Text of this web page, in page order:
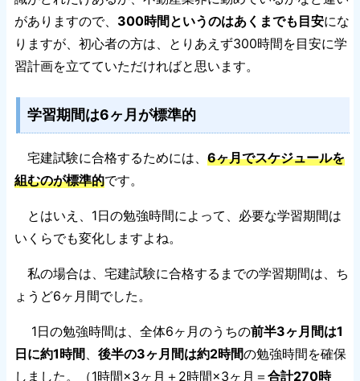
がありますので、 300時間というのはあくまでも目安にな
りますが、初心者の方は、とりあえず300時間を目安に学
習計画を立てていただければと思います。
学習期間は6ヶ月が標準的
宅建試験に合格するためには、 6ヶ月でスケジュールを
組むのが標準的です。
とはいえ、1日の勉強時間によって、必要な学習期間は
いくらでも変化しますよね。
私の場合は、宅建試験に合格するまでの学習期間は、ち
ょうど6ヶ月間でした。
1日の勉強時間は、全体6ヶ月のうちの前半3ヶ月間は1
日に約1時間 、 後半の3ヶ月間は約2時間の勉強時間を確保
しました。（1時間×3ヶ月＋2時間×3ヶ月＝ 合計270時